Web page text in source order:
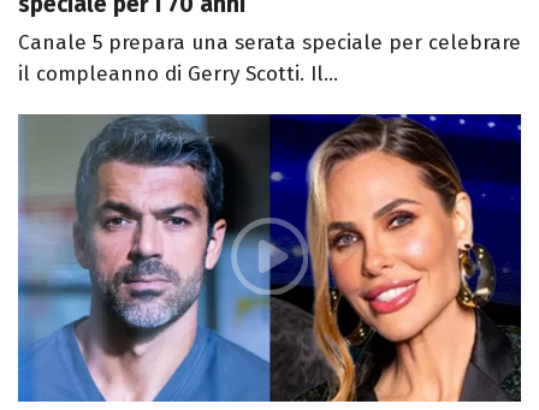
Canale 5 prepara una serata speciale per celebrare
il compleanno di Gerry Scotti. Il...